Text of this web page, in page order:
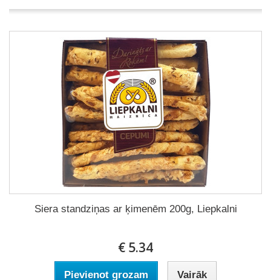
Siera standziņas ar ķimenēm 200g, Liepkalni
€ 5.34
Pievienot grozam Vairāk